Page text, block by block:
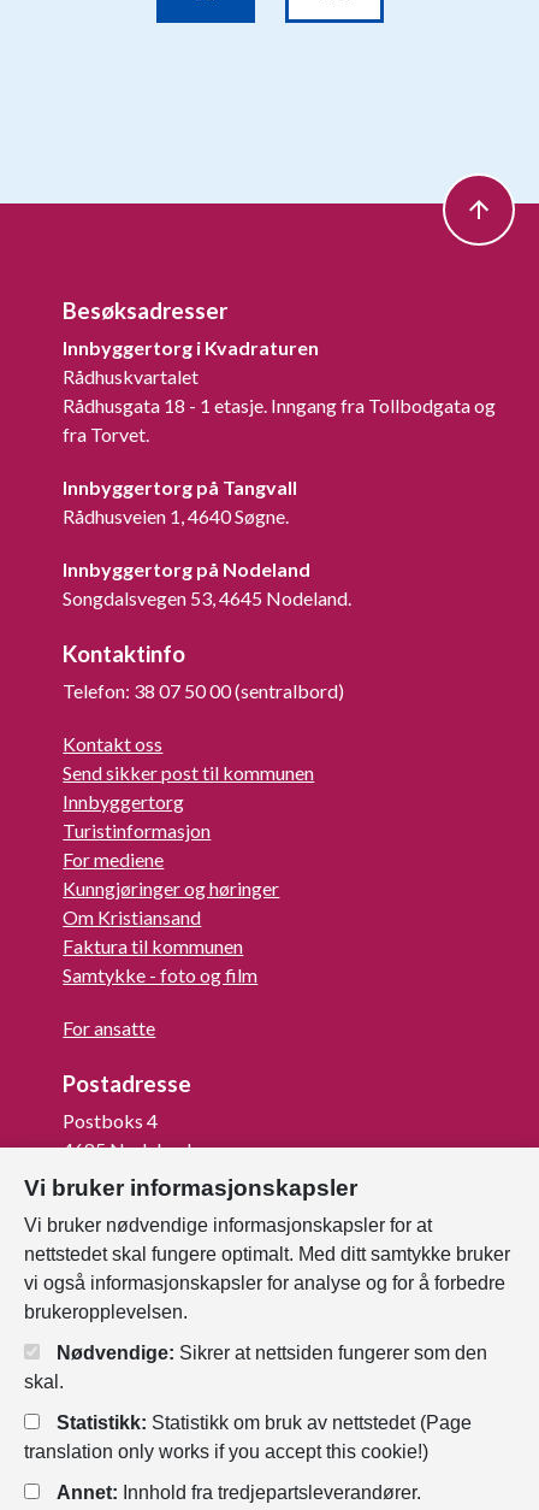
Besøksadresser
Innbyggertorg i Kvadraturen
Rådhuskvartalet
Rådhusgata 18 - 1 etasje. Inngang fra Tollbodgata og
fra Torvet.
Innbyggertorg på Tangvall
Rådhusveien 1, 4640 Søgne.
Innbyggertorg på Nodeland
Songdalsvegen 53, 4645 Nodeland.
Kontaktinfo
Telefon: 38 07 50 00 (sentralbord)
Kontakt oss
Send sikker post til kommunen
Innbyggertorg
Turistinformasjon
For mediene
Kunngjøringer og høringer
Om Kristiansand
Faktura til kommunen
Samtykke - foto og film
For ansatte
Postadresse
Postboks 4
4685 Nodeland
Org.nr: 820 852 982
Last ned vår innbygger -app
Vi bruker informasjonskapsler
Vi bruker nødvendige informasjonskapsler for at
nettstedet skal fungere optimalt. Med ditt samtykke bruker
vi også informasjonskapsler for analyse og for å forbedre
brukeropplevelsen.
Nødvendige: Sikrer at nettsiden fungerer som den
skal.
Statistikk: Statistikk om bruk av nettstedet (Page
translation only works if you accept this cookie!)
Annet: Innhold fra tredjepartsleverandører.